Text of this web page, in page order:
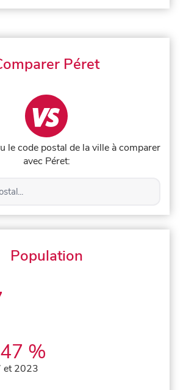
Péret
le code postal de la ville à comparer
avec Péret:
Population
%
et 2023